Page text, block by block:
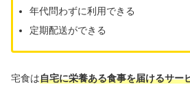
年代問わずに利用できる
定期配送ができる
宅食は自宅に栄養ある食事を届けるサー